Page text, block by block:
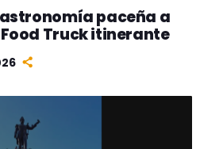
paceña a
Truck itinerante